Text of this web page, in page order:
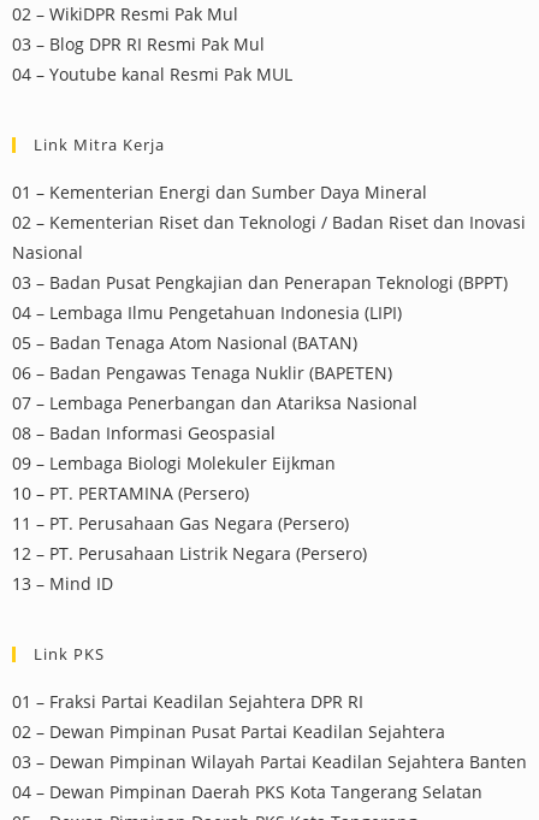
02 – WikiDPR Resmi Pak Mul
03 – Blog DPR RI Resmi Pak Mul
04 – Youtube kanal Resmi Pak MUL
Link Mitra Kerja
01 – Kementerian Energi dan Sumber Daya Mineral
02 – Kementerian Riset dan Teknologi / Badan Riset dan Inovasi
Nasional
03 – Badan Pusat Pengkajian dan Penerapan Teknologi (BPPT)
04 – Lembaga Ilmu Pengetahuan Indonesia (LIPI)
05 – Badan Tenaga Atom Nasional (BATAN)
06 – Badan Pengawas Tenaga Nuklir (BAPETEN)
07 – Lembaga Penerbangan dan Atariksa Nasional
08 – Badan Informasi Geospasial
09 – Lembaga Biologi Molekuler Eijkman
10 – PT. PERTAMINA (Persero)
11 – PT. Perusahaan Gas Negara (Persero)
12 – PT. Perusahaan Listrik Negara (Persero)
13 – Mind ID
Link PKS
01 – Fraksi Partai Keadilan Sejahtera DPR RI
02 – Dewan Pimpinan Pusat Partai Keadilan Sejahtera
03 – Dewan Pimpinan Wilayah Partai Keadilan Sejahtera Banten
04 – Dewan Pimpinan Daerah PKS Kota Tangerang Selatan